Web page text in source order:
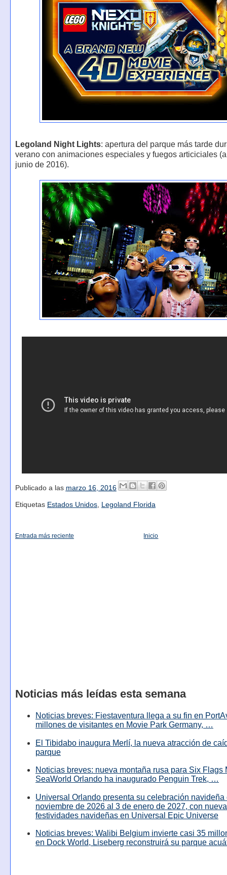
Legoland Night Lights: apertura del parque más tarde
verano con animaciones especiales y fuegos articiciales
junio de 2016).
Publicado a las marzo 16, 2016
Etiquetas Estados Unidos, Legoland Florida
Entrada más reciente Inicio
Noticias más leídas esta semana
Noticias breves: Fiestaventura llega a su fin en
millones de visitantes en Movie Park Germany, …
El Tibidabo inaugura Merlí, la nueva atracción de
parque
Noticias breves: nueva montaña rusa para Six Flags
SeaWorld Orlando ha inaugurado Penguin Trek, …
Universal Orlando presenta su celebración navideña
noviembre de 2026 al 3 de enero de 2027, con
festividades navideñas en Universal Epic Universe
Noticias breves: Walibi Belgium invierte casi 35
en Dock World, Liseberg reconstruirá su parque